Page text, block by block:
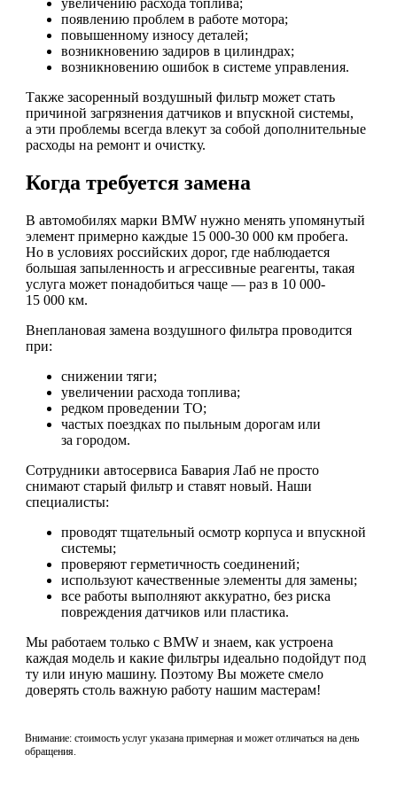
появлению проблем в работе мотора;
повышенному износу деталей;
возникновению задиров в цилиндрах;
возникновению ошибок в системе управления.
Также засоренный воздушный фильтр может стать
причиной загрязнения датчиков и впускной системы,
а эти проблемы всегда влекут за собой дополнительные
расходы на ремонт и очистку.
Когда требуется замена
В автомобилях марки BMW нужно менять упомянутый
элемент примерно каждые 15 000-30 000 км пробега.
Но в условиях российских дорог, где наблюдается
большая запыленность и агрессивные реагенты, такая
услуга может понадобиться чаще — раз в 10 000-
15 000 км.
Внеплановая замена воздушного фильтра проводится
при:
снижении тяги;
увеличении расхода топлива;
редком проведении ТО;
частых поездках по пыльным дорогам или
за городом.
Сотрудники автосервиса Бавария Лаб не просто
снимают старый фильтр и ставят новый. Наши
специалисты:
проводят тщательный осмотр корпуса и впускной
системы;
проверяют герметичность соединений;
используют качественные элементы для замены;
все работы выполняют аккуратно, без риска
повреждения датчиков или пластика.
Мы работаем только с BMW и знаем, как устроена
каждая модель и какие фильтры идеально подойдут под
ту или иную машину. Поэтому Вы можете смело
доверять столь важную работу нашим мастерам!
Внимание: стоимость услуг указана примерная и может отличаться на день
обращения.